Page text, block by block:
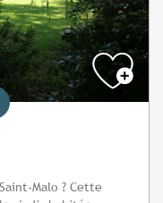
Malo ? Cette